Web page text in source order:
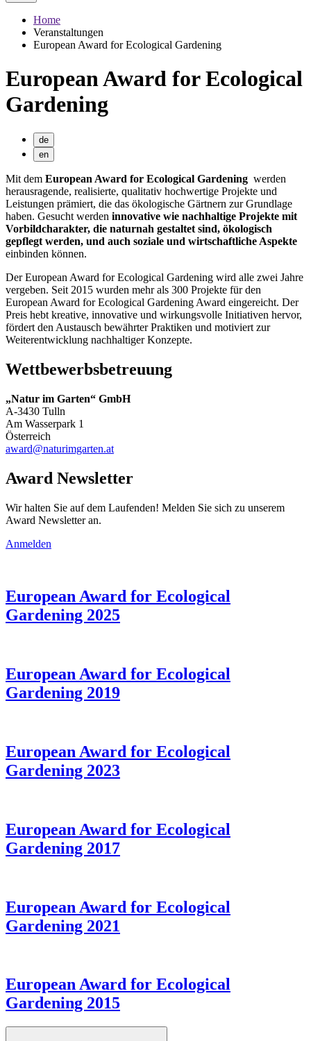
Home
Veranstaltungen
European Award for Ecological Gardening
European Award for Ecological
Gardening
de
en
Mit dem European Award for Ecological Gardening werden
herausragende, realisierte, qualitativ hochwertige Projekte und
Leistungen prämiert, die das ökologische Gärtnern zur Grundlage
haben. Gesucht werden innovative wie nachhaltige Projekte mit
Vorbildcharakter, die naturnah gestaltet sind, ökologisch
gepflegt werden, und auch soziale und wirtschaftliche Aspekte
einbinden können.
Der European Award for Ecological Gardening wird alle zwei Jahre
vergeben. Seit 2015 wurden mehr als 300 Projekte für den
European Award for Ecological Gardening Award eingereicht. Der
Preis hebt kreative, innovative und wirkungsvolle Initiativen hervor,
fördert den Austausch bewährter Praktiken und motiviert zur
Weiterentwicklung nachhaltiger Konzepte.
Wettbewerbsbetreuung
„Natur im Garten“ GmbH
A-3430 Tulln
Am Wasserpark 1
Österreich
award@naturimgarten.at
Award Newsletter
Wir halten Sie auf dem Laufenden! Melden Sie sich zu unserem
Award Newsletter an.
Anmelden
European Award for Ecological
Gardening 2025
European Award for Ecological
Gardening 2019
European Award for Ecological
Gardening 2023
European Award for Ecological
Gardening 2017
European Award for Ecological
Gardening 2021
European Award for Ecological
Gardening 2015